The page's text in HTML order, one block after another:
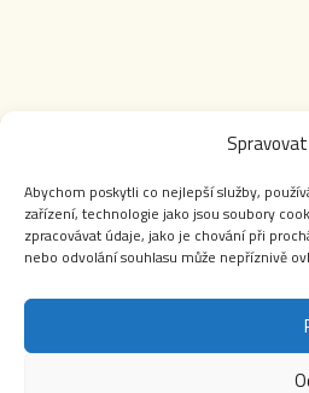
Abychom poskytli co nejlepší služby,
zařízení, technologie jako jsou soubory
zpracovávat údaje, jako je chování při
nebo odvolání souhlasu může nepříznivě